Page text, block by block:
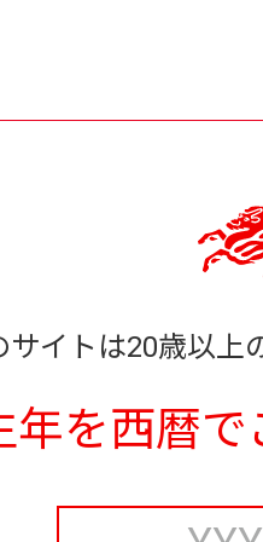
サイトは20歳以上
年を西暦で